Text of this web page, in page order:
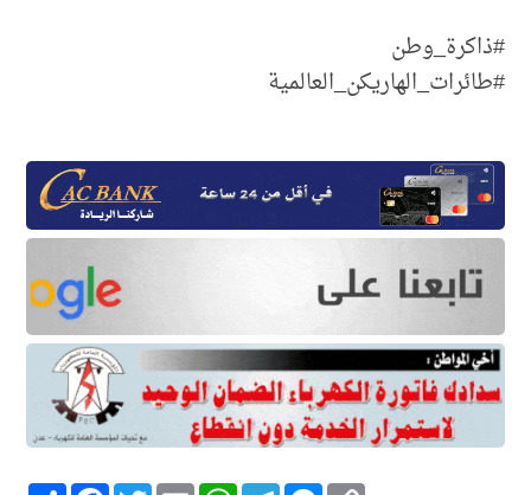
#ذاكرة_وطن
#طائرات_الهاريكن_العالمية